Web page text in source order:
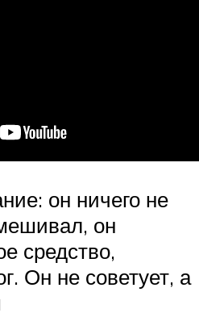
он ничего не
он
средство,
Он не советует, а